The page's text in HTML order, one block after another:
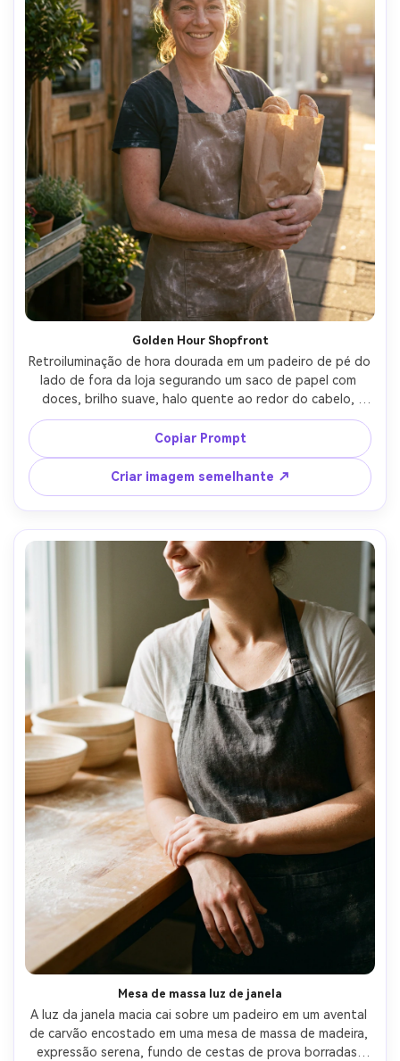
Golden Hour Shopfront
Retroiluminação de hora dourada em um padeiro de pé do
lado de fora da loja segurando um saco de papel com
doces, brilho suave, halo quente ao redor do cabelo,
preenchimento sutil de um refletor, Sony A7IV 50mm f/1.8,
retrato vertical de três quartos de 4:5, humor alegre mas
aterrado, textura da pele fotorealista, olhos afiados,
sombras naturais-AR 4:5
Copiar Prompt
Criar imagem semelhante ↗
Mesa de massa luz de janela
A luz da janela macia cai sobre um padeiro em um avental
de carvão encostado em uma mesa de massa de madeira,
expressão serena, fundo de cestas de prova borradas,